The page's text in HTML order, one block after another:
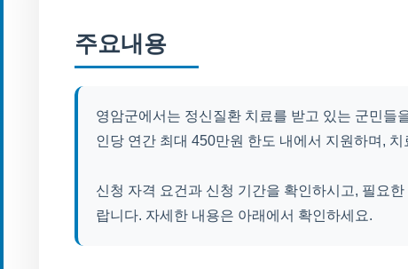
주요내용
영암군에서는 정신질환 치료를 받고 있는 군민들
인당 연간 최대 450만원 한도 내에서 지원하며,
신청 자격 요건과 신청 기간을 확인하시고, 필요
랍니다. 자세한 내용은 아래에서 확인하세요.